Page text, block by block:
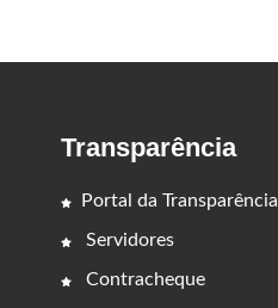
Transparência
Portal da Transparência
Servidores
Contracheque